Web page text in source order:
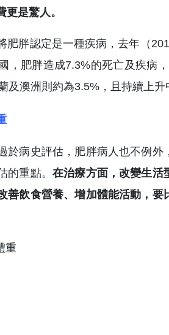
是驚人。
肥胖認定是一種疾病，去年（
，肥胖造成7.3%的死亡及疾病
及澳洲則約為3.5%，且持續上
於病史評估，肥胖病人也不例
的重點。 在治療方面，改變生活
善飲食營養、增加體能活動，要